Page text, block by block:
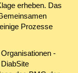
erheben. Das
Prozesse
-